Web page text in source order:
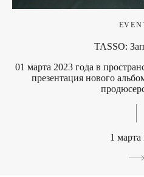
TASSO:
01 марта 2023 года в
презентация нового
1 марта